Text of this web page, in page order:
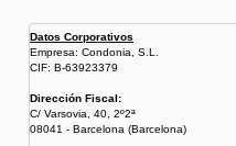
Datos Corporativos
Empresa: Condonia, S.L.
CIF: B-63923379
Dirección Fiscal:
C/ Varsovia, 40, 2º2ª
08041 - Barcelona (Barcelona)